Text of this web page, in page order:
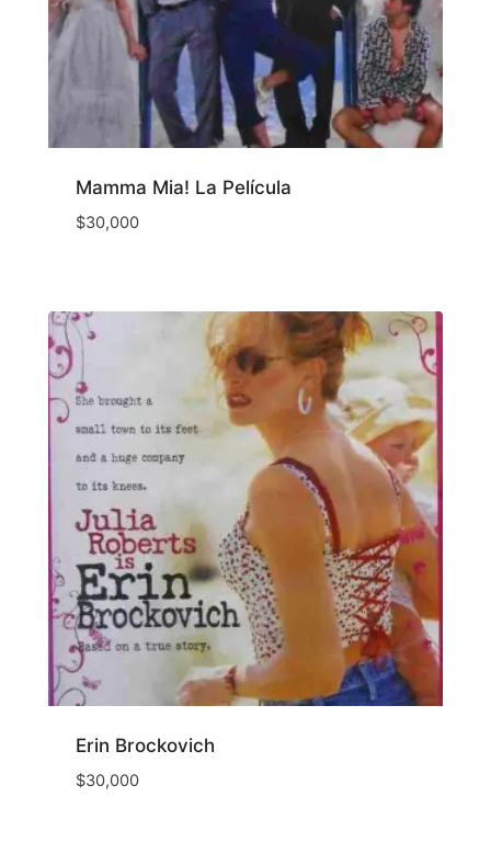
Mamma Mia! La Película
$30,000
Erin Brockovich
$30,000